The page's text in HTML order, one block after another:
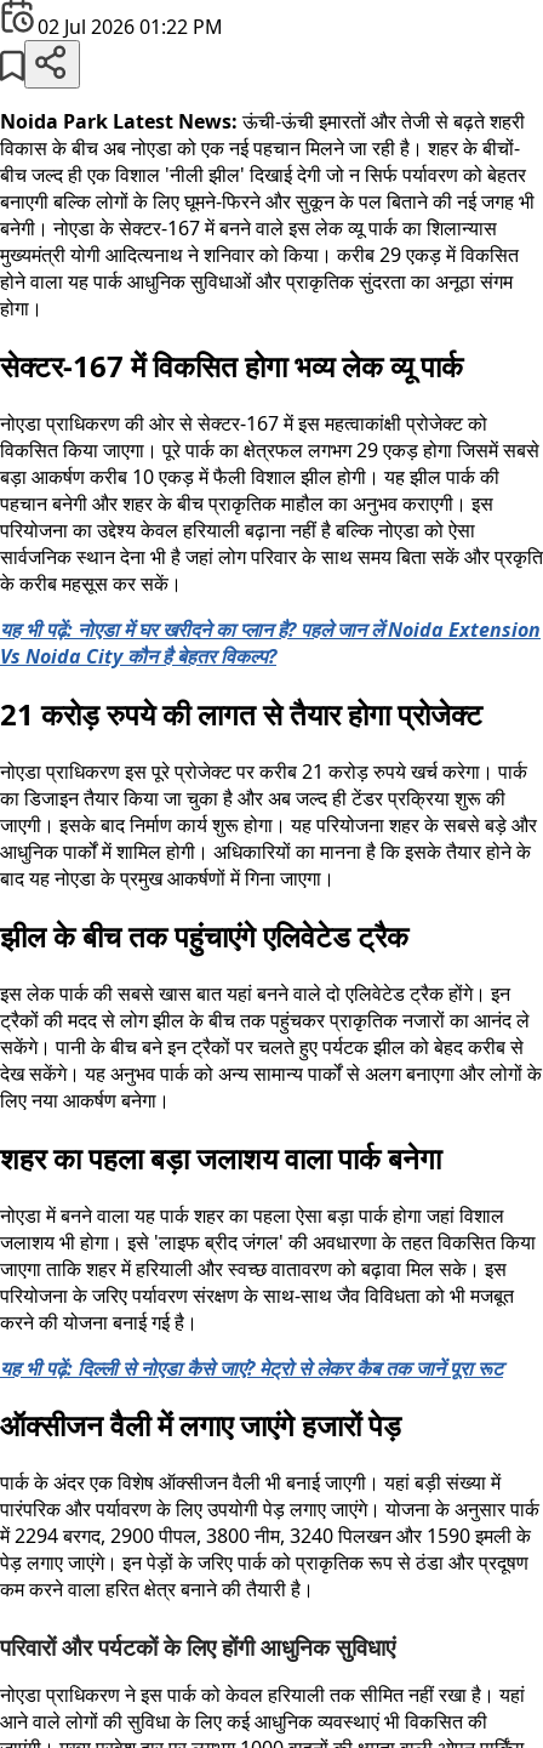
02 Jul 2026 01:22 PM
Noida Park Latest News:ऊंची-ऊंची इमारतों और तेजी से बढ़ते शहरी
विकास के बीच अब नोएडा को एक नई पहचान मिलने जा रही है। शहर के बीचों-
बीच जल्द ही एक विशाल 'नीली झील' दिखाई देगी जो न सिर्फ पर्यावरण को बेहतर
बनाएगी बल्कि लोगों के लिए घूमने-फिरने और सुकून के पल बिताने की नई जगह भी
बनेगी। नोएडा के सेक्टर-167 में बनने वाले इस लेक व्यू पार्क का शिलान्यास
मुख्यमंत्री योगी आदित्यनाथ ने शनिवार को किया। करीब 29 एकड़ में विकसित
होने वाला यह पार्क आधुनिक सुविधाओं और प्राकृतिक सुंदरता का अनूठा संगम
होगा।
सेक्टर-167 में विकसित होगा भव्य लेक व्यू पार्क
नोएडा प्राधिकरण की ओर से सेक्टर-167 में इस महत्वाकांक्षी प्रोजेक्ट को
विकसित किया जाएगा। पूरे पार्क का क्षेत्रफल लगभग 29 एकड़ होगा जिसमें सबसे
बड़ा आकर्षण करीब 10 एकड़ में फैली विशाल झील होगी। यह झील पार्क की
पहचान बनेगी और शहर के बीच प्राकृतिक माहौल का अनुभव कराएगी। इस
परियोजना का उद्देश्य केवल हरियाली बढ़ाना नहीं है बल्कि नोएडा को ऐसा
सार्वजनिक स्थान देना भी है जहां लोग परिवार के साथ समय बिता सकें और प्रकृति
के करीब महसूस कर सकें।
यह भी पढ़ें: नोएडा में घर खरीदने का प्लान है? पहले जान लें Noida Extension
Vs Noida City कौन है बेहतर विकल्प?
21 करोड़ रुपये की लागत से तैयार होगा प्रोजेक्ट
नोएडा प्राधिकरण इस पूरे प्रोजेक्ट पर करीब 21 करोड़ रुपये खर्च करेगा। पार्क
का डिजाइन तैयार किया जा चुका है और अब जल्द ही टेंडर प्रक्रिया शुरू की
जाएगी। इसके बाद निर्माण कार्य शुरू होगा। यह परियोजना शहर के सबसे बड़े और
आधुनिक पार्कों में शामिल होगी। अधिकारियों का मानना है कि इसके तैयार होने के
बाद यह नोएडा के प्रमुख आकर्षणों में गिना जाएगा।
झील के बीच तक पहुंचाएंगे एलिवेटेड ट्रैक
इस लेक पार्क की सबसे खास बात यहां बनने वाले दो एलिवेटेड ट्रैक होंगे। इन
ट्रैकों की मदद से लोग झील के बीच तक पहुंचकर प्राकृतिक नजारों का आनंद ले
सकेंगे। पानी के बीच बने इन ट्रैकों पर चलते हुए पर्यटक झील को बेहद करीब से
देख सकेंगे। यह अनुभव पार्क को अन्य सामान्य पार्कों से अलग बनाएगा और लोगों के
लिए नया आकर्षण बनेगा।
शहर का पहला बड़ा जलाशय वाला पार्क बनेगा
नोएडा में बनने वाला यह पार्क शहर का पहला ऐसा बड़ा पार्क होगा जहां विशाल
जलाशय भी होगा। इसे 'लाइफ ब्रीद जंगल' की अवधारणा के तहत विकसित किया
जाएगा ताकि शहर में हरियाली और स्वच्छ वातावरण को बढ़ावा मिल सके। इस
परियोजना के जरिए पर्यावरण संरक्षण के साथ-साथ जैव विविधता को भी मजबूत
करने की योजना बनाई गई है।
यह भी पढ़ें: दिल्ली से नोएडा कैसे जाएं? मेट्रो से लेकर कैब तक जानें पूरा रूट
ऑक्सीजन वैली में लगाए जाएंगे हजारों पेड़
पार्क के अंदर एक विशेष ऑक्सीजन वैली भी बनाई जाएगी। यहां बड़ी संख्या में
पारंपरिक और पर्यावरण के लिए उपयोगी पेड़ लगाए जाएंगे। योजना के अनुसार पार्क
में 2294 बरगद, 2900 पीपल, 3800 नीम, 3240 पिलखन और 1590 इमली के
पेड़ लगाए जाएंगे। इन पेड़ों के जरिए पार्क को प्राकृतिक रूप से ठंडा और प्रदूषण
कम करने वाला हरित क्षेत्र बनाने की तैयारी है।
परिवारों और पर्यटकों के लिए होंगी आधुनिक सुविधाएं
नोएडा प्राधिकरण ने इस पार्क को केवल हरियाली तक सीमित नहीं रखा है। यहां
आने वाले लोगों की सुविधा के लिए कई आधुनिक व्यवस्थाएं भी विकसित की